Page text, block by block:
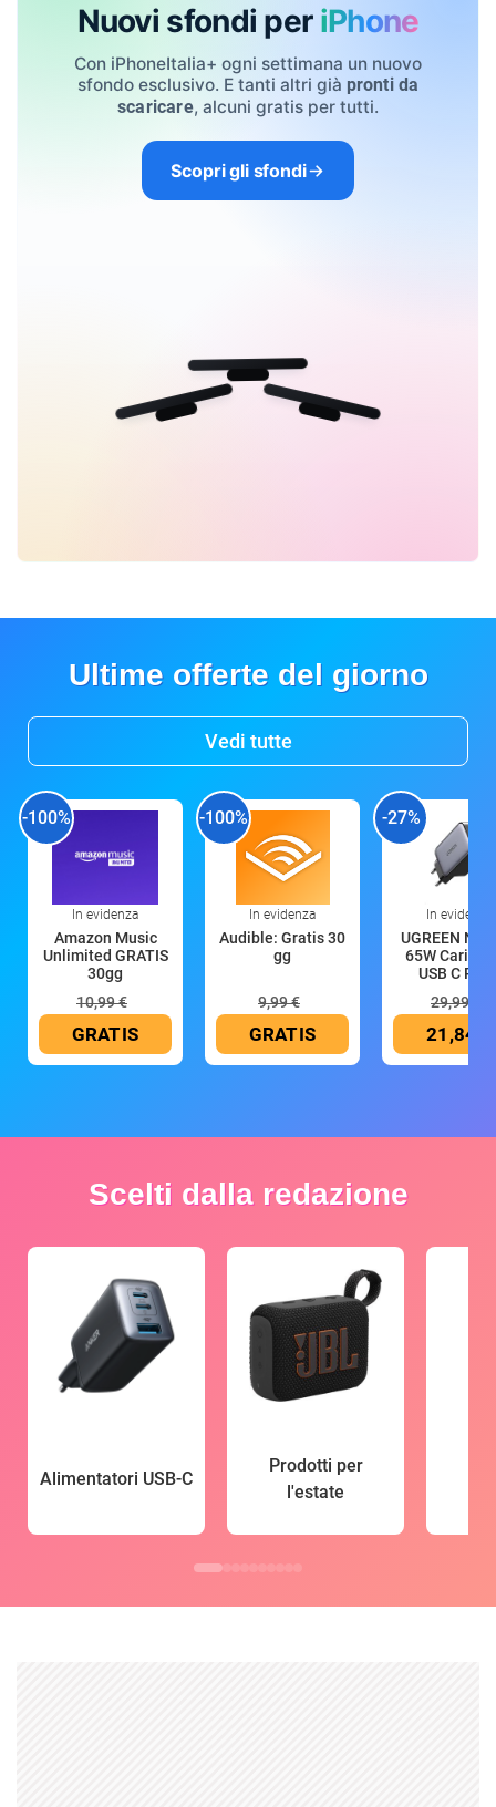
Nuovi sfondi per iPhone
Con iPhoneItalia+ ogni settimana un nuovo
sfondo esclusivo. E tanti altri già pronti da
scaricare, alcuni gratis per tutti.
Scopri gli sfondi
Ultime offerte del giorno
Vedi tutte
-100%
In evidenza
Amazon Music
Unlimited GRATIS
30gg
10,99 €
GRATIS
-100%
In evidenza
Audible: Gratis 30
gg
9,99 €
GRATIS
-27%
In evidenza
UGREEN
65W
USB C
29,99 €
21,84 €
Scelti dalla redazione
Alimentatori USB-C
Prodotti per
l'estate